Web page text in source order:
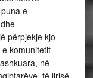
e
përpjekje kjo
komunitetit
në
të lirisë